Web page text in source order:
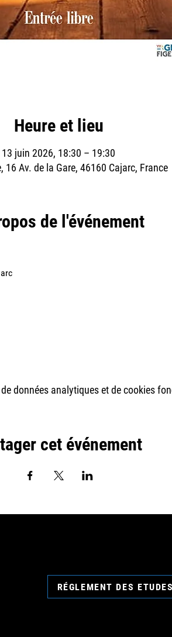
Heure et lieu
13 juin 2026, 18:30 – 19:30
16 Av. de la Gare, 46160 Cajarc, France
de l'événement
données analytiques et de cookies
cet événement
RÉGLEMENT DES ETUDES